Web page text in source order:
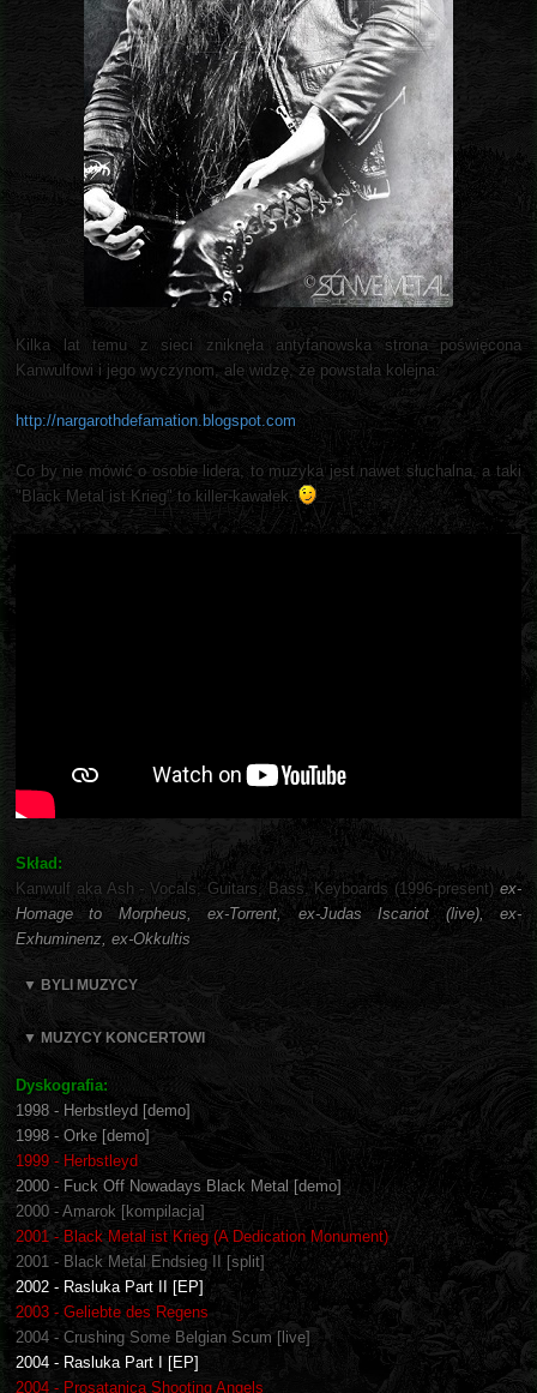
Kilka lat temu z sieci zniknęła antyfanowska strona poświęcona
Kanwulfowi i jego wyczynom, ale widzę, że powstała kolejna:
http://nargarothdefamation.blogspot.com
Co by nie mówić o osobie lidera, to muzyka jest nawet słuchalna, a taki
"Black Metal ist Krieg" to killer-kawałek.
Skład:
Kanwulf aka Ash - Vocals, Guitars, Bass, Keyboards (1996-present) ex-
Homage to Morpheus, ex-Torrent, ex-Judas Iscariot (live), ex-
Exhuminenz, ex-Okkultis
▼ BYLI MUZYCY
▼ MUZYCY KONCERTOWI
Dyskografia:
1998 - Herbstleyd [demo]
1998 - Orke [demo]
1999 - Herbstleyd
2000 - Fuck Off Nowadays Black Metal [demo]
2000 - Amarok [kompilacja]
2001 - Black Metal ist Krieg (A Dedication Monument)
2001 - Black Metal Endsieg II [split]
2002 - Rasluka Part II [EP]
2003 - Geliebte des Regens
2004 - Crushing Some Belgian Scum [live]
2004 - Rasluka Part I [EP]
2004 - Prosatanica Shooting Angels